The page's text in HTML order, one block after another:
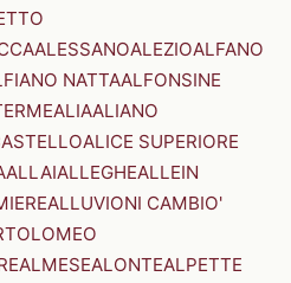
ALESSANOALEZIOALFANO
NATTAALFONSINE
ALIAALIANO
ALICE SUPERIORE
ALLAIALLEGHEALLEIN
ALLUVIONI CAMBIO'
ALMESEALONTEALPETTE